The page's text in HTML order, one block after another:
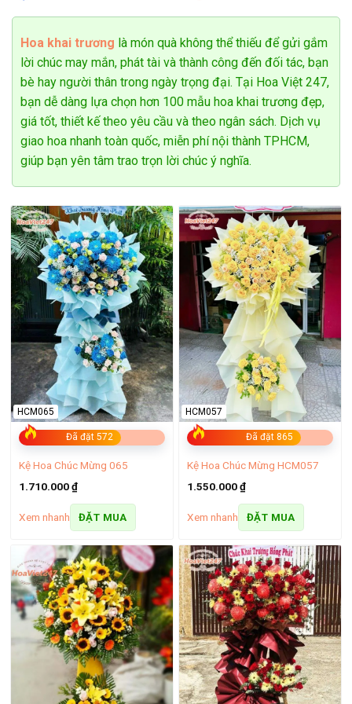
và gửi đến người thân yêu.
Chi tiết cách đặt hoa online tại shop hoa tươi Cần Giờ
Bước 1:Chọn mẫu hoa yêu thích
Truy cập website của chúng tôi và khám phá hàng trăm mẫu
hoa tươi được thiết kế tinh tế, phù hợp cho mọi dịp.
Bước 2:Đặt hàng nhanh chóng
Sau khi chọn được mẫu hoa ưng ý, nhấn vào nút “Đặt Hàng”
và điền đầy đủ các thông tin cần thiết như tên người nhận,
Hoa khai trương là món quà không thể thiếu để gửi gắm
lời chúc may mắn, phát tài và thành công đến đối tác, bạn
bè hay người thân trong ngày trọng đại. Tại Hoa Việt 247,
bạn dễ dàng lựa chọn hơn 100 mẫu hoa khai trương đẹp,
giá tốt, thiết kế theo yêu cầu và theo ngân sách. Dịch vụ
giao hoa nhanh toàn quốc, miễn phí nội thành TPHCM,
giúp bạn yên tâm trao trọn lời chúc ý nghĩa.
Đã đặt 572
HCM065
Kệ Hoa Chúc Mừng 065
1.710.000₫
Xem nhanh ĐẶT MUA
Đã đặt 865
HCM057
Kệ Hoa Chúc Mừng HCM057
1.550.000₫
Xem nhanh ĐẶT MUA